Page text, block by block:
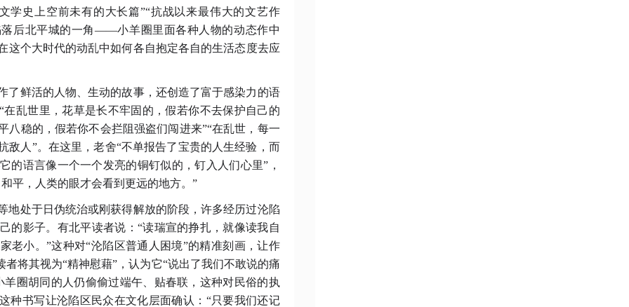
学史上空前未有的大长篇”“抗战以来最伟大的文艺作
落后北平城的一角——小羊圈里面各种人物的动态作中
这个大时代的动乱中如何各自抱定各自的生活态度去应
了鲜活的人物、生动的故事，还创造了富于感染力的语
在乱世里，花草是长不牢固的，假若你不去保护自己的
八稳的，假若你不会拦阻强盗们闯进来”“在乱世，每一
敌人”。在这里，老舍“不单报告了宝贵的人生经验，而
语言像一个一个发亮的铜钉似的，钉入人们心里”，
平，人类的眼才会看到更远的地方。”
地处于日伪统治或刚获得解放的阶段，许多经历过沦陷
的影子。有北平读者说： “读瑞宣的挣扎，就像读我自
小。”这种对“沦陷区普通人困境”的精准刻画，让作
将其视为“精神慰藉”，认为它“说出了我们不敢说的痛
圈胡同的人仍偷偷过端午、贴春联，这种对民俗的执
种书写让沦陷区民众在文化层面确认：“只要我们还记